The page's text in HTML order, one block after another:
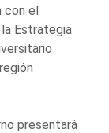
con el
Estrategia
presentará